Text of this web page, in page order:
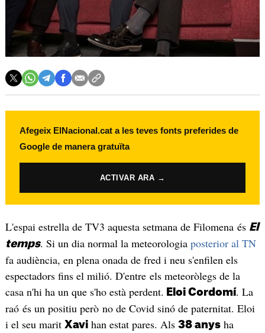
Afegeix ElNacional.cat a les teves fonts preferides de
Google de manera gratuïta
ACTIVAR ARA →
L'espai estrella de TV3 aquesta setmana de Filomena és El
temps. Si un dia normal la meteorologia posterior al TN
fa audiència, en plena onada de fred i neu s'enfilen els
espectadors fins el milió. D'entre els meteoròlegs de la
casa n'hi ha un que s'ho està perdent. Eloi Cordomí. La
raó és un positiu però no de Covid sinó de paternitat. Eloi
i el seu marit Xavihan estat pares. Als 38 anysha